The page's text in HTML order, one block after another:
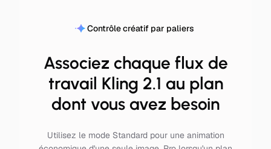
Contrôle créatif par paliers
Associez chaque flux de
travail Kling 2.1 au plan
dont vous avez besoin
Utilisez le mode Standard pour une animation